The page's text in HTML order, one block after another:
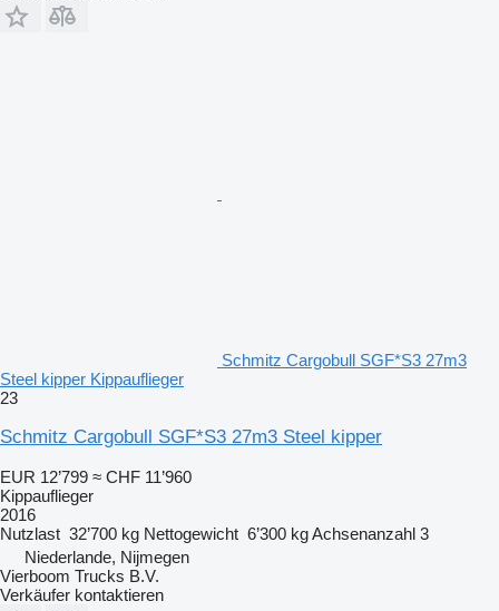
Schmitz Cargobull SGF*S3 27m3
Steel kipper Kippauflieger
23
Schmitz Cargobull SGF*S3 27m3 Steel kipper
EUR 12’799 ≈ CHF 11’960
Kippauflieger
2016
Nutzlast 32’700 kg Nettogewicht 6’300 kgAchsenanzahl 3
Niederlande, Nijmegen
Vierboom Trucks B.V.
Verkäufer kontaktieren